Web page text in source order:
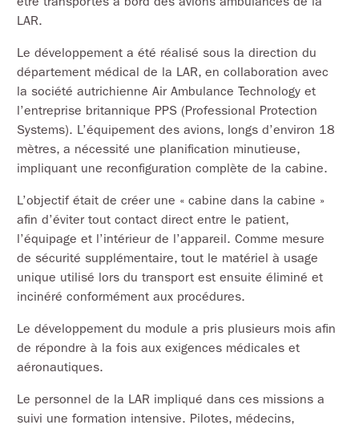
LAR.
Le développement a été réalisé sous la direction du
département médical de la LAR, en collaboration avec
la société autrichienne Air Ambulance Technology et
l’entreprise britannique PPS (Professional Protection
Systems). L’équipement des avions, longs d’environ 18
mètres, a nécessité une planification minutieuse,
impliquant une reconfiguration complète de la cabine.
L’objectif était de créer une « cabine dans la cabine »
afin d’éviter tout contact direct entre le patient,
l’équipage et l’intérieur de l’appareil. Comme mesure
de sécurité supplémentaire, tout le matériel à usage
unique utilisé lors du transport est ensuite éliminé et
incinéré conformément aux procédures.
Le développement du module a pris plusieurs mois afin
de répondre à la fois aux exigences médicales et
aéronautiques.
Le personnel de la LAR impliqué dans ces missions a
suivi une formation intensive. Pilotes, médecins,